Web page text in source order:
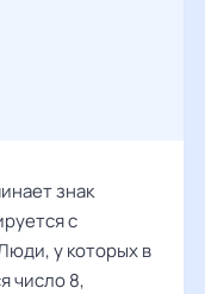
знак
с
у которых в
число 8,